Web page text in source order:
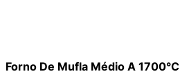
Forno De Mufla Médio A 1700°C